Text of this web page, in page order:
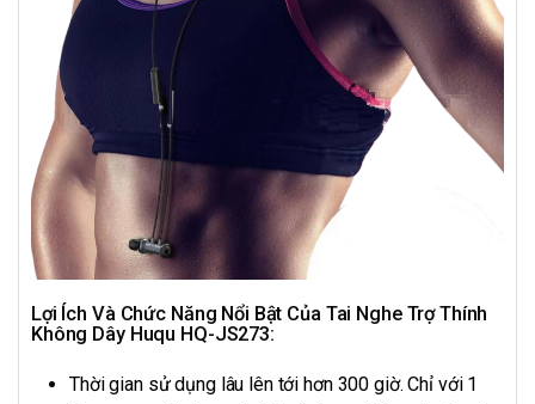
Lợi Ích Và Chức Năng Nổi Bật Của Tai Nghe Trợ Thính
Không Dây Huqu HQ-JS273:
Thời gian sử dụng lâu lên tới hơn 300 giờ. Chỉ với 1